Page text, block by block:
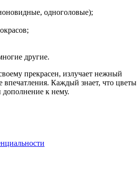
одноголовые);
другие.
прекрасен, излучает нежный
впечатления. Каждый знает, что цветы
к нему.